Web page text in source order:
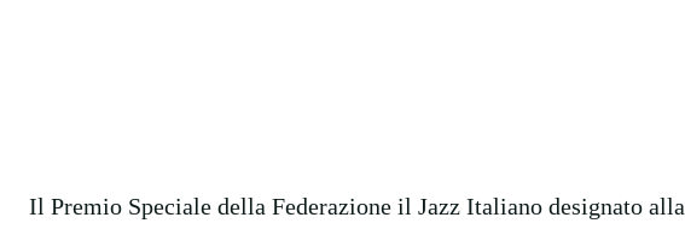
Il Premio Speciale della Federazione il Jazz Italiano designato alla